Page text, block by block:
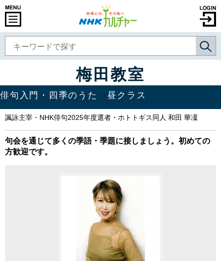
梅田教室
俳句入門・四季のうた 昼クラス
諷詠主宰・NHK俳句2025年度選者・ホトトギス同人 和田 華凜
句会を通じて多くの季語・季題に接しましょう。初めての
方歓迎です。